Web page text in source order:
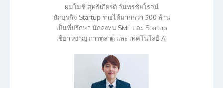
ผมโมชิ สุทธิเกียรติ จันทรชัยโรจน์
นักธุรกิจ Startup รายได้มากกว่า 500 ล้าน
เป็นที่ปรึกษา นักลงทุน SME และ Startup
เชี่ยาวชาญ การตลาด และ เทคโนโลยี AI